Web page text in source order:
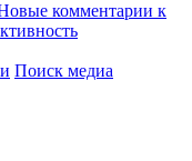
комментарии к
Поиск медиа